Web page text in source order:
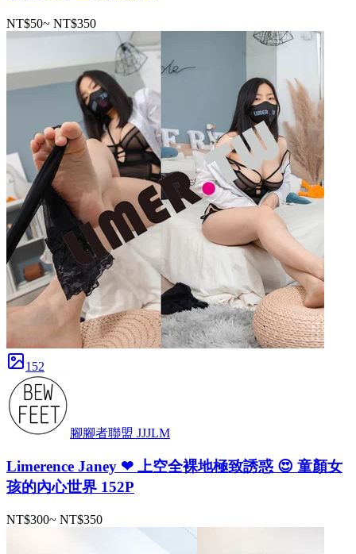
NT$50~ NT$350
152
腳腳者聯盟 JJJLM
Limerence Janey ❤ 上空全裸地極致誘惑 😍 童顏女
孩的內心世界 152P
NT$300~ NT$350